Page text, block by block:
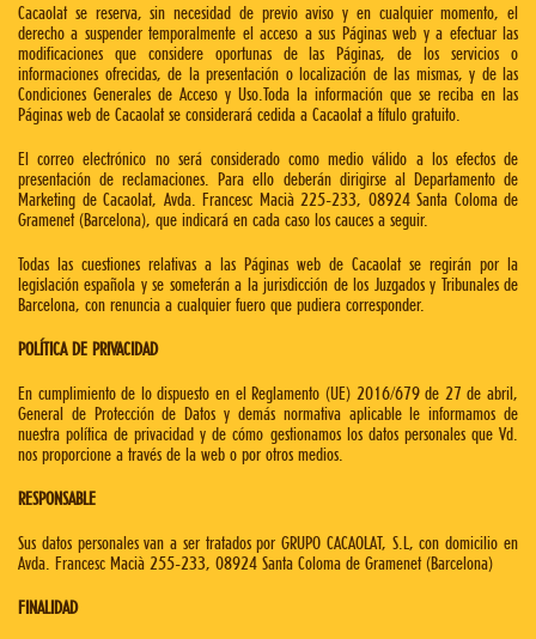
Cacaolat se reserva, sin necesidad de previo aviso y en cualquier momento, el
derecho a suspender temporalmente el acceso a sus Páginas web y a efectuar las
modificaciones que considere oportunas de las Páginas, de los servicios o
informaciones ofrecidas, de la presentación o localización de las mismas, y de las
Condiciones Generales de Acceso y Uso.Toda la información que se reciba en las
Páginas web de Cacaolat se considerará cedida a Cacaolat a título gratuito.
El correo electrónico no será considerado como medio válido a los efectos de
presentación de reclamaciones. Para ello deberán dirigirse al Departamento de
Marketing de Cacaolat, Avda. Francesc Macià 225-233, 08924 Santa Coloma de
Gramenet (Barcelona), que indicará en cada caso los cauces a seguir.
Todas las cuestiones relativas a las Páginas web de Cacaolat se regirán por la
legislación española y se someterán a la jurisdicción de los Juzgados y Tribunales de
Barcelona, con renuncia a cualquier fuero que pudiera corresponder.
POLÍTICA DE PRIVACIDAD
En cumplimiento de lo dispuesto en el Reglamento (UE) 2016/679 de 27 de abril,
General de Protección de Datos y demás normativa aplicable le informamos de
nuestra política de privacidad y de cómo gestionamos los datos personales que Vd.
nos proporcione a través de la web o por otros medios.
RESPONSABLE
Sus datos personales van a ser tratados por GRUPO CACAOLAT, S.L, con domicilio en
Avda. Francesc Macià 255-233, 08924 Santa Coloma de Gramenet (Barcelona)
FINALIDAD